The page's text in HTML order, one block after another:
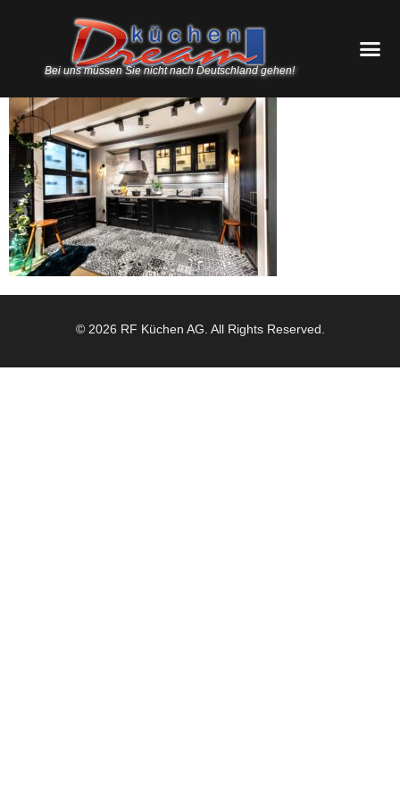
Bei uns müssen Sie nicht nach Deutschland gehen!
© 2026 RF Küchen AG. All Rights Reserved.